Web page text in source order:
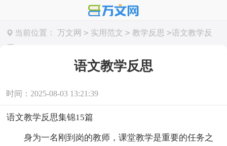
当前位置： 万文网 > 实用范文 > 教学反思 >语文教学反
思
语文教学反思
时间：2025-08-03 13:21:39
语文教学反思集锦15篇
身为一名刚到岗的教师，课堂教学是重要的任务之